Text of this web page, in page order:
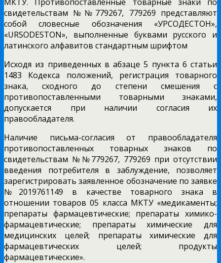
свидетельствам №№779267, 779269 представляют
собой словесные обозначения «УРСОДЕСТОН»,
«URSODESTON», выполненные буквами русского и
латинского алфавитов стандартным шрифтом
Исходя из приведенных в абзаце 5 пункта 6 статьи
1483 Кодекса положений, регистрация товарного
знака, сходного до степени смешения с
противопоставленными товарными знаками,
допускается при наличии согласия их
правообладателя.
Наличие письма-согласия от правообладателя
противопоставленных товарных знаков по
свидетельствам №№779267, 779269 при отсутствии
введения потребителя в заблуждение, позволяет
зарегистрировать заявленное обозначение по заявке
№2019761149 в качестве товарного знака в
отношении товаров 05 класса МКТУ «медикаменты;
препараты фармацевтические; препараты химико-
фармацевтические; препараты химические для
медицинских целей; препараты химические для
фармацевтических целей; продукты
фармацевтические».